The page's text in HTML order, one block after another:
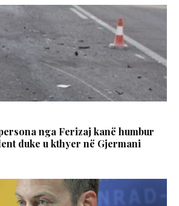
nga Ferizaj kanë humbur
duke u kthyer në Gjermani